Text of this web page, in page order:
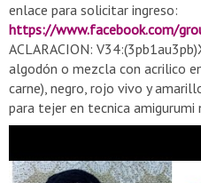
enlace para solicitar ingreso:
https://www.facebook.com/
ACLARACION:
algodón o mezcla con acrilico
carne), negro, rojo vivo y
para tejer en tecnica
negro, rojo y blanco. - Gancho
galvanizado 21 o alambre para